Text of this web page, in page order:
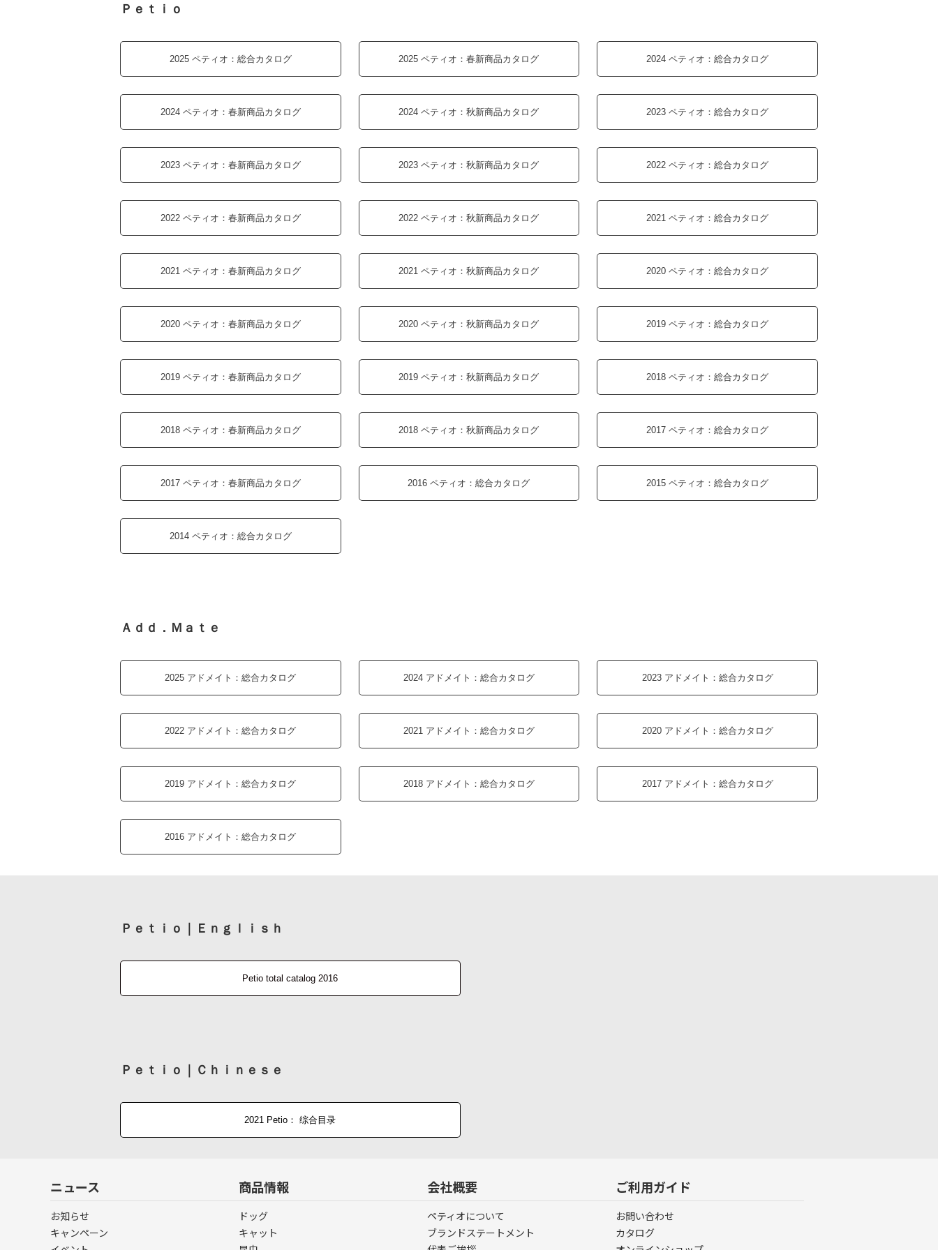
昆虫一覧へ
カテゴリー-CATEGORY
Ｐｅｔｉｏ
2025 ペティオ： 総合カタログ 2025 ペティオ：春新商品カタログ 2024 ペティオ：総合カタログ
2024 ペティオ： 春新商品カタログ 2024 ペティオ：秋新商品カタログ 2023 ペティオ：総合カタログ
2023 ペティオ： 春新商品カタログ 2023 ペティオ：秋新商品カタログ 2022 ペティオ：総合カタログ
2022 ペティオ： 春新商品カタログ 2022 ペティオ：秋新商品カタログ 2021 ペティオ：総合カタログ
2021 ペティオ： 春新商品カタログ 2021 ペティオ：秋新商品カタログ 2020 ペティオ：総合カタログ
2020 ペティオ： 春新商品カタログ 2020 ペティオ：秋新商品カタログ 2019 ペティオ：総合カタログ
2019 ペティオ： 春新商品カタログ 2019 ペティオ：秋新商品カタログ 2018 ペティオ：総合カタログ
2018 ペティオ： 春新商品カタログ 2018 ペティオ：秋新商品カタログ 2017 ペティオ：総合カタログ
2017 ペティオ： 春新商品カタログ 2016 ペティオ：総合カタログ 2015 ペティオ：総合カタログ
2014 ペティオ： 総合カタログ
Ａｄｄ．Ｍａｔｅ
2025 アドメイト：総合カタログ 2024 アドメイト： 総合カタログ 2023 アドメイト： 総合カタログ
2022 アドメイト：総合カタログ 2021 アドメイト： 総合カタログ 2020 アドメイト： 総合カタログ
2019 アドメイト：総合カタログ 2018 アドメイト： 総合カタログ 2017 アドメイト： 総合カタログ
2016 アドメイト：総合カタログ
Ｐｅｔｉｏ｜Ｅｎｇｌｉｓｈ
Petio total catalog 2016
Ｐｅｔｉｏ｜Ｃｈｉｎｅｓｅ
2021 Petio： 综合目录
ニュース
お知らせ
キャンペーン
商品情報
ドッグ
キャット
会社概要
ペティオについて
ブランドステートメント
ご利用ガイド
お問い合わせ
カタログ